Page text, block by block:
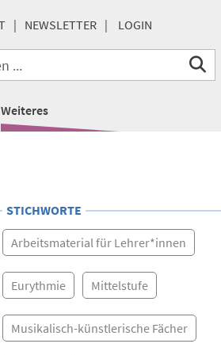
NEWSLETTER LOGIN
Weiteres
STICHWORTE
Arbeitsmaterial für Lehrer*innen
Eurythmie Mittelstufe
Musikalisch-künstlerische Fächer